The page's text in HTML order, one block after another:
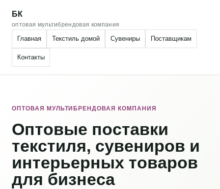
БК
оптовая мультибрендовая компания
Главная Текстиль домой Сувениры Поставщикам
Контакты
ОПТОВАЯ МУЛЬТИБРЕНДОВАЯ КОМПАНИЯ
Оптовые поставки
текстиля, сувениров и
интерьерных товаров
для бизнеса